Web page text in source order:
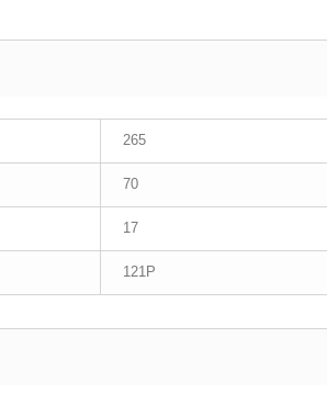
265
70
17
121P